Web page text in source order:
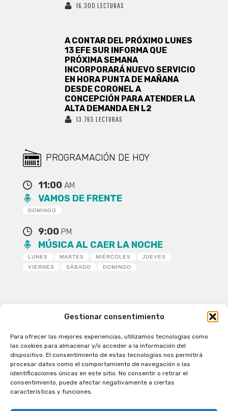
Gestionar consentimiento
Para ofrecer las mejores experiencias, utilizamos tecnologías como
las cookies para almacenar y/o acceder a la información del
dispositivo. El consentimiento de estas tecnologías nos permitirá
procesar datos como el comportamiento de navegación o las
identificaciones únicas en este sitio. No consentir o retirar el
consentimiento, puede afectar negativamente a ciertas
características y funciones.
16.300 LECTURAS
A CONTAR DEL PRÓXIMO LUNES
13 EFE SUR INFORMA QUE
PRÓXIMA SEMANA
INCORPORARÁ NUEVO SERVICIO
EN HORA PUNTA DE MAÑANA
DESDE CORONEL A
CONCEPCIÓN PARA ATENDER LA
ALTA DEMANDA EN L2
13.765 LECTURAS
PROGRAMACIÓN DE HOY
11:00 AM
VAMOS DE FRENTE
DOMINGO
9:00 PM
MÚSICA AL CAER LA NOCHE
LUNES MARTES MIÉRCOLES
JUEVES
VIERNES
SÁBADO DOMINGO
Patagual Radio Digital 2026 - Todos los derechos
reservados
la Radio de Verdad
Cobertura
Programación